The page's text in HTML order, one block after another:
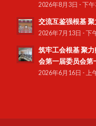
2026年8月3日 - 下午
交流互鉴强根基
2026年7月13日 - 下
筑牢工会根基 聚
会第一届委员会第
2026年6月16日 - 上